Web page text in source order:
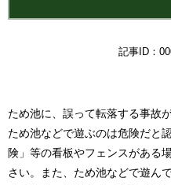
記事ID：
ため池に、誤って転落する事故
ため池などで遊ぶのは危険だと
険」等の看板やフェンスがある
さい。また、ため池などで遊ん